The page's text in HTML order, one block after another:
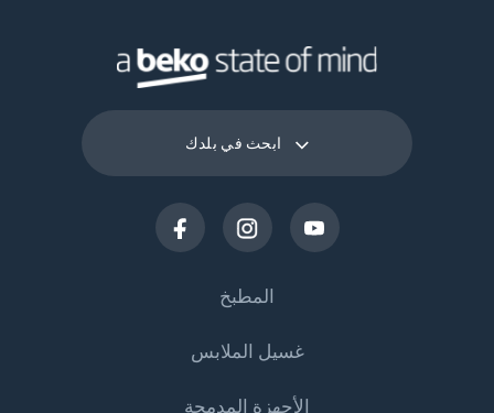
ابحث في بلدك
المطبخ
التبريد
غسيل الملابس
الأجهزة المدمجة